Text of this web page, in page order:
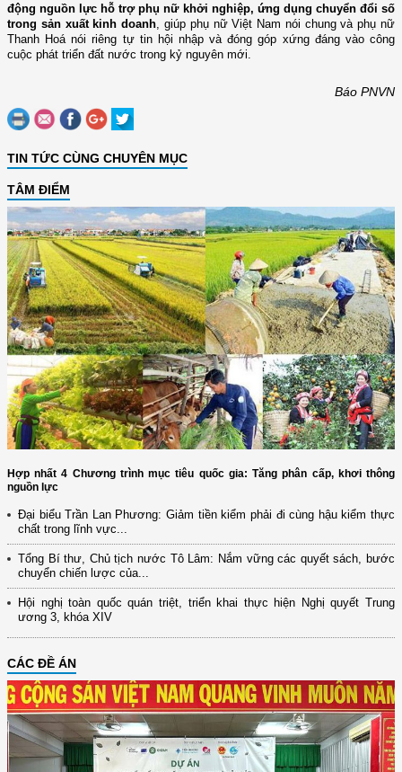
động nguồn lực hỗ trợ phụ nữ khởi nghiệp, ứng dụng chuyển đổi số
trong sản xuất kinh doanh , giúp phụ nữ Việt Nam nói chung và phụ nữ
Thanh Hoá nói riêng tự tin hội nhập và đóng góp xứng đáng vào công
cuộc phát triển đất nước trong kỷ nguyên mới.
Báo PNVN
TIN TỨC CÙNG CHUYÊN MỤC
TÂM ĐIỂM
Hợp nhất 4 Chương trình mục tiêu quốc gia: Tăng phân cấp, khơi thông
nguồn lực
Đại biểu Trần Lan Phương: Giảm tiền kiểm phải đi cùng hậu kiểm thực
chất trong lĩnh vực...
Tổng Bí thư, Chủ tịch nước Tô Lâm: Nắm vững các quyết sách, bước
chuyển chiến lược của...
Hội nghị toàn quốc quán triệt, triển khai thực hiện Nghị quyết Trung
ương 3, khóa XIV
CÁC ĐỀ ÁN